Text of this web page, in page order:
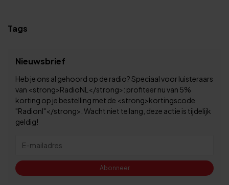
Tags
Nieuwsbrief
Heb je ons al gehoord op de radio? Speciaal voor luisteraars
van <strong>RadioNL</strong>: profiteer nu van 5%
korting op je bestelling met de <strong>kortingscode
"Radionl"</strong>. Wacht niet te lang, deze actie is tijdelijk
geldig!
Abonneer